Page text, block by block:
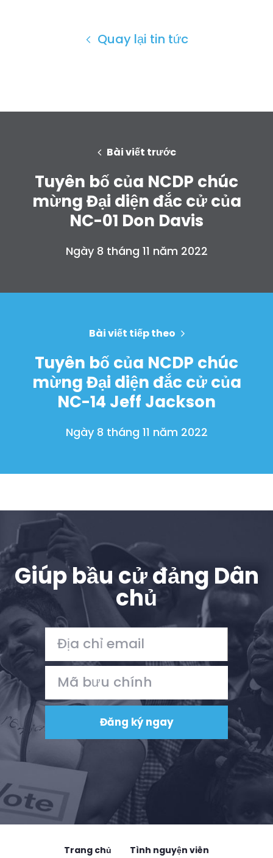
Shop
Take Back the Courts
Làm việc với chúng tôi
Nhấn
Bữa tiệc của bạn
Hoạt động
Quyên tặng
Quay lại tin tức
Bài viết trước
Tuyên bố của NCDP chúc
mừng Đại diện đắc cử của
NC-01 Don Davis
Ngày 8 tháng 11 năm 2022
Bài viết tiếp theo
Tuyên bố của NCDP chúc
mừng Đại diện đắc cử của
NC-14 Jeff Jackson
Ngày 8 tháng 11 năm 2022
Giúp bầu cử đảng Dân
chủ
Trang chủ
Tình nguyện viên